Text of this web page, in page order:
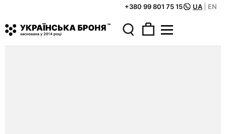
+380 99 801 75 15 UA EN